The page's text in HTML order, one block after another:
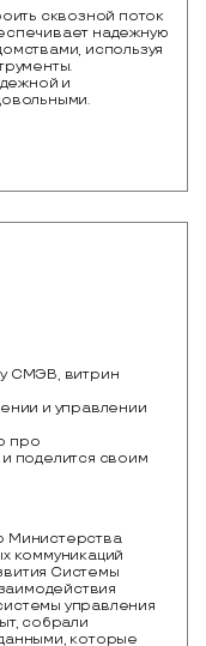
сквозной поток
надежную
используя
и
СМЭВ, витрин
и управлении
про
поделится своим
Министерства
коммуникаций
Системы
управления
собрали
которые